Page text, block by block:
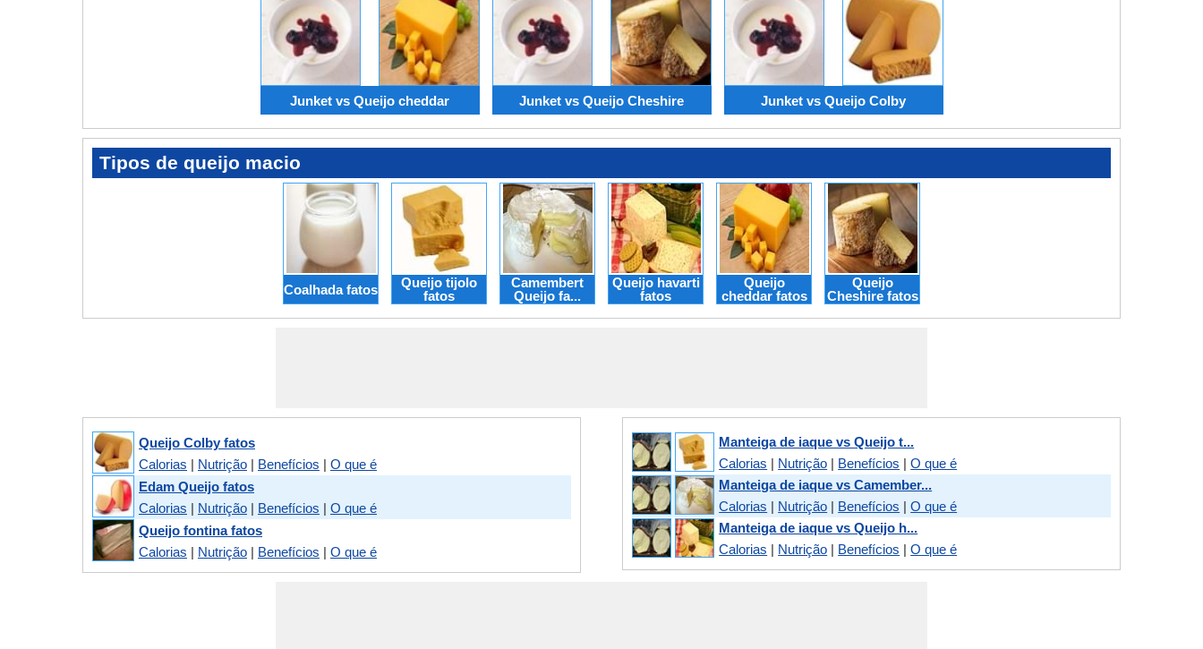
Junket vs Queijo cheddar Junket vs Queijo Cheshire Junket vs Queijo Colby
Tipos de queijo macio
Coalhada fatos
Queijo tijolo
fatos
Camembert
Queijo fa...
Queijo havarti
fatos
Queijo
cheddar fatos
Queijo
Cheshire fatos
Queijo Colby fatos
Calorias | Nutrição | Benefícios | O que é
Edam Queijo fatos
Calorias | Nutrição | Benefícios | O que é
Queijo fontina fatos
Calorias | Nutrição | Benefícios | O que é
Manteiga de iaque vs Queijo t...
Calorias | Nutrição | Benefícios |O que é
Manteiga de iaque vs Camember...
Calorias | Nutrição | Benefícios |O que é
Manteiga de iaque vs Queijo h...
Calorias | Nutrição | Benefícios |O que é